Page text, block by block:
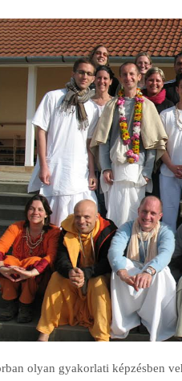
olyan gyakorlati képzésben